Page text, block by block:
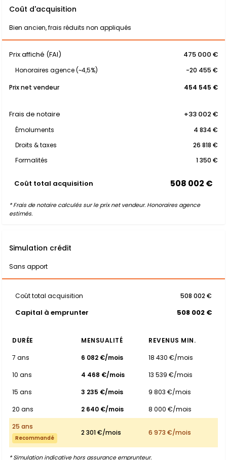
Coût d'acquisition
Bien ancien, frais réduits non appliqués
Prix affiché (FAI) 475 000 €
Honoraires agence (~4,5%)
-20 455 €
Prix net vendeur
454 545 €
Frais de notaire +33 002 €
Émoluments
4 834 €
Droits & taxes
26 818 €
Formalités
1 350 €
Coût total acquisition 508 002 €
* Frais de notaire calculés sur le prix net vendeur. Honoraires agence
estimés.
Simulation crédit
Sans apport
Coût total acquisition 508 002 €
Capital à emprunter 508 002 €
DURÉE MENSUALITÉ
REVENUS MIN.
7 ans
6 082 €/mois
18 430 €/mois
10 ans
4 468 €/mois
13 539 €/mois
15 ans
3 235 €/mois
9 803 €/mois
20 ans
2 640 €/mois
8 000 €/mois
25 ans
Recommandé
2 301 €/mois 6 973 €/mois
* Simulation indicative hors assurance emprunteur.